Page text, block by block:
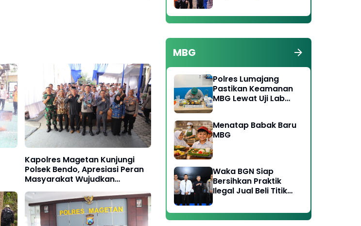
Kapolres Magetan Kunjungi
Polsek Bendo, Apresiasi Peran
Masyarakat Wujudkan
Kamtibmas yang Aman dan
Kondusif
Kebakaran KM
Mutiara Sentosa 2
MBG
Polres Lumajang
Pastikan Keamanan
MBG Lewat Uji Lab
Menatap Babak Baru
MBG
Waka BGN Siap
Bersihkan Praktik
Ilegal Jual Beli Titik
dengan Polri
Diperkuat